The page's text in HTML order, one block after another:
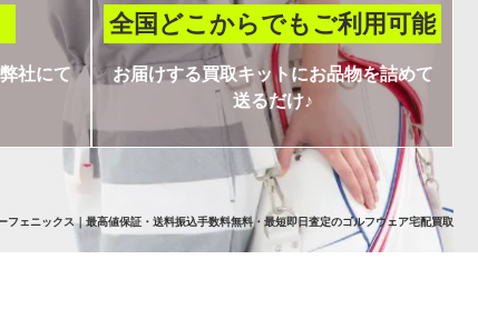
フェニックス｜最高値保証・送料振込手数料無料・最短即日査定のゴルフウェア宅配買取
社にて
全国どこからでもご利用可能
お届けする買取キットにお品物を詰めて
送るだけ♪